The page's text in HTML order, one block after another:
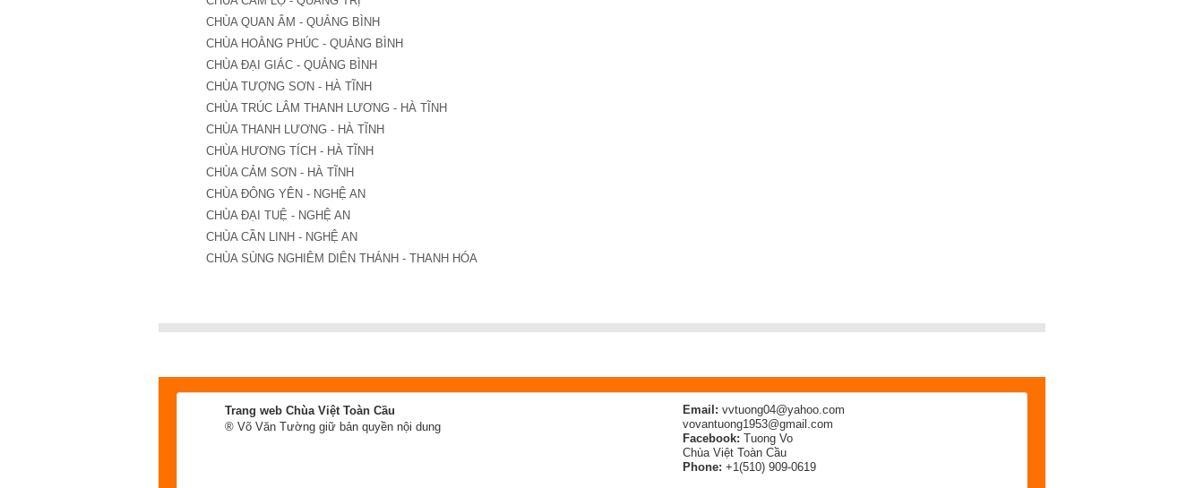
CHÙA QUAN ÂM - QUẢNG BÌNH
CHÙA HOẰNG PHÚC - QUẢNG BÌNH
CHÙA ĐẠI GIÁC - QUẢNG BÌNH
CHÙA TƯỢNG SƠN - HÀ TĨNH
CHÙA TRÚC LÂM THANH LƯƠNG - HÀ TĨNH
CHÙA THANH LƯƠNG - HÀ TĨNH
CHÙA HƯƠNG TÍCH - HÀ TĨNH
CHÙA CẢM SƠN - HÀ TĨNH
CHÙA ĐÔNG YÊN - NGHỆ AN
CHÙA ĐẠI TUỆ - NGHỆ AN
CHÙA CẦN LINH - NGHỆ AN
CHÙA SÙNG NGHIÊM DIÊN THÁNH - THANH HÓA
Trang web Chùa Việt Toàn Cầu
® Võ Văn Tường giữ bản quyền nội dung
Email: vvtuong04@yahoo.com
vovantuong1953@gmail.com
Facebook: Tuong Vo
Chùa Việt Toàn Cầu
Phone: +1(510) 909-0619